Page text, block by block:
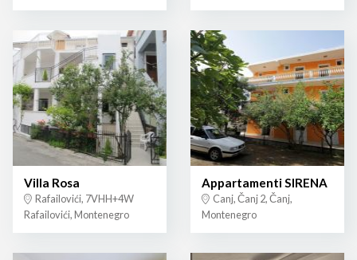
Villa Rosa
Rafailovići, 7VHH+4W
Rafailovići, Montenegro
Appartamenti SIRENA
Canj, Čanj 2, Čanj,
Montenegro